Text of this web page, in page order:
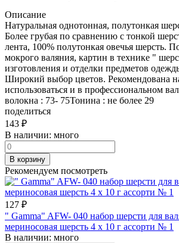
Описание
Натуральная однотонная, полутонкая
Более грубая по сравнению с тонкой
лента, 100% полутонкая овечья шерсть.
мокрого валяния, картин в технике "
изготовления и отделки предметов
Широкий выбор цветов. Рекомендована
использоваться и в профессиональном
волокна : 73- 75Тонина : не более 29
поделиться
143 ₽
В наличии: много
В корзину
Рекомендуем посмотреть
127 ₽
" Gamma" AFW- 040 набор шерсти для
мериносовая шерсть 4 х 10 г ассорти № 1
В наличии: много